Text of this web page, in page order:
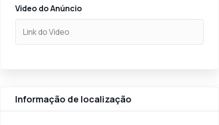
Video do Anúncio
Informação de localização